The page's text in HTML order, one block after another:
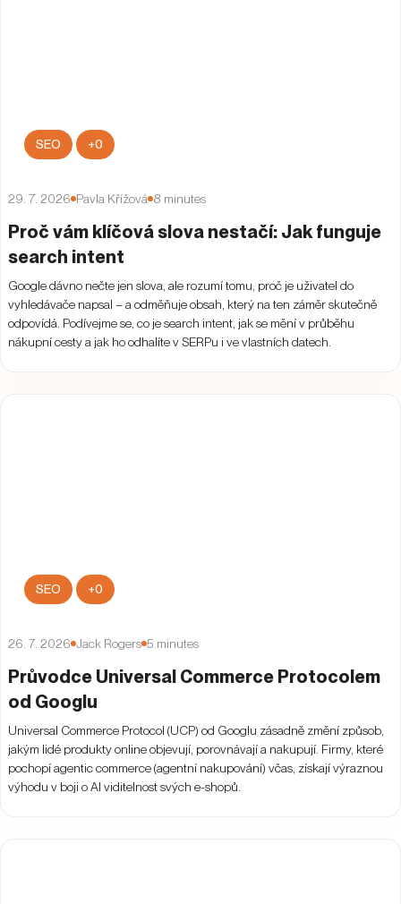
29. 7. 2026 Pavla Křížová 8 minutes
Proč vám klíčová slova nestačí: Jak funguje
search intent
Google dávno nečte jen slova, ale rozumí tomu, proč je uživatel do
vyhledávače napsal – a odměňuje obsah, který na ten záměr skutečně
odpovídá. Podívejme se, co je search intent, jak se mění v průběhu
nákupní cesty a jak ho odhalíte v SERPu i ve vlastních datech.
SEO +0
26. 7. 2026 Jack Rogers 5 minutes
Průvodce Universal Commerce Protocolem
od Googlu
Universal Commerce Protocol (UCP) od Googlu zásadně změní způsob,
jakým lidé produkty online objevují, porovnávají a nakupují. Firmy, které
pochopí agentic commerce (agentní nakupování) včas, získají výraznou
výhodu v boji o AI viditelnost svých e-shopů.
SEO +0